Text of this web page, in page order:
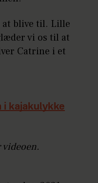
at blive til. Lille
vi os til at
Catrine i et
i kajakulykke